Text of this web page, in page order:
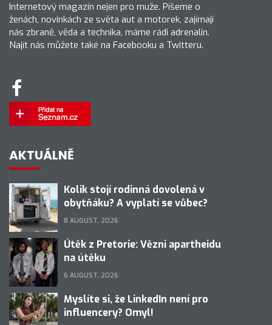
Internetový magazín nejen pro muže. Píšeme o
ženách, novinkách ze světa aut a motorek, zajímají
nás zbraně, věda a technika, máme rádi adrenalin.
Najít nás můžete také na Facebooku a Twitteru.
AKTUÁLNĚ
Kolik stojí rodinná dovolená v
obytňáku? A vyplatí se vůbec?
8 AUGUST, 2026
Útěk z Pretorie: Vězni apartheidu
na útěku
6 AUGUST, 2026
Myslíte si, že LinkedIn není pro
influencery? Omyl!